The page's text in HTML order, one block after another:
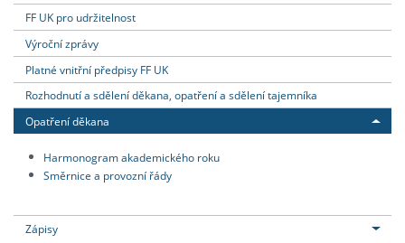
FF UK pro udržitelnost
Výroční zprávy
Platné vnitřní předpisy FF UK
Rozhodnutí a sdělení děkana, opatření a sdělení tajemníka
Opatření děkana
Harmonogram akademického roku
Směrnice a provozní řády
Zápisy